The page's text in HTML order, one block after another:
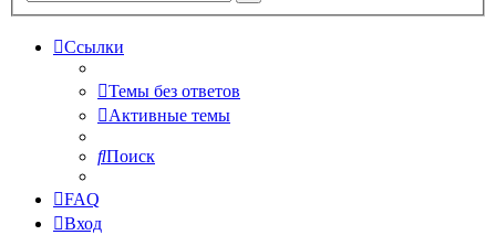
Ссылки
Темы без ответов
Активные темы
Поиск
FAQ
Вход